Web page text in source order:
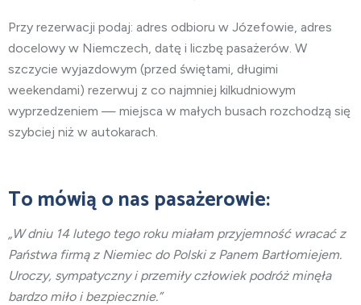
Przy rezerwacji podaj: adres odbioru w Józefowie, adres
docelowy w Niemczech, datę i liczbę pasażerów. W
szczycie wyjazdowym (przed świętami, długimi
weekendami) rezerwuj z co najmniej kilkudniowym
wyprzedzeniem — miejsca w małych busach rozchodzą się
szybciej niż w autokarach.
To mówią o nas pasażerowie:
„W dniu 14 lutego tego roku miałam przyjemność wracać z
Państwa firmą z Niemiec do Polski z Panem Bartłomiejem.
Uroczy, sympatyczny i przemiły człowiek podróż minęła
bardzo miło i bezpiecznie.”